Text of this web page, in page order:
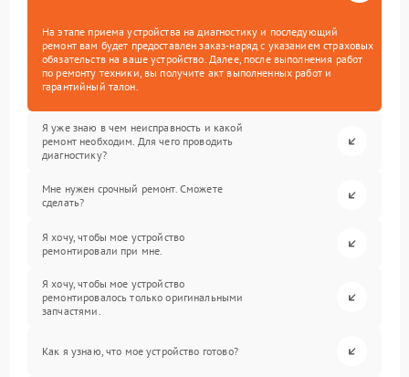
На этапе приема устройства на диагностику и последующий
ремонт вам будет предоставлен заказ-наряд с указанием страховых
обязательств на ваше устройство. Далее, после выполнения работ
по ремонту техники, вы получите акт выполненных работ и
гарантийный талон.
Я уже знаю в чем неисправность и какой
ремонт необходим. Для чего проводить
диагностику?
Мне нужен срочный ремонт. Сможете
сделать?
Я хочу, чтобы мое устройство
ремонтировали при мне.
Я хочу, чтобы мое устройство
ремонтировалось только оригинальными
запчастями.
Как я узнаю, что мое устройство готово?